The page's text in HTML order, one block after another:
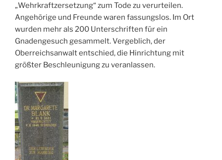
„Wehrkraftzersetzung“ zum Tode zu verurteilen.
Angehörige und Freunde waren fassungslos. Im Ort
wurden mehr als 200 Unterschriften für ein
Gnadengesuch gesammelt. Vergeblich, der
Oberreichsanwalt entschied, die Hinrichtung mit
größter Beschleunigung zu veranlassen.